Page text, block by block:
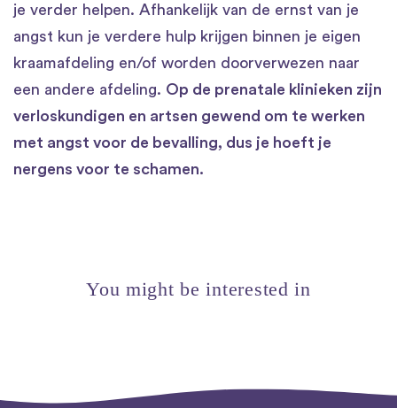
je verder helpen. Afhankelijk van de ernst van je
angst kun je verdere hulp krijgen binnen je eigen
kraamafdeling en/of worden doorverwezen naar
een andere afdeling. Op de prenatale klinieken zijn
verloskundigen en artsen gewend om te werken
met angst voor de bevalling, dus je hoeft je
nergens voor te schamen.
You might be interested in